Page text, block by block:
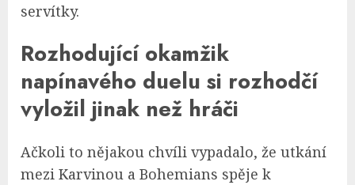
servítky.
Rozhodující okamžik
napínavého duelu si rozhodčí
vyložil jinak než hráči
Ačkoli to nějakou chvíli vypadalo, že utkání
mezi Karvinou a Bohemians spěje k